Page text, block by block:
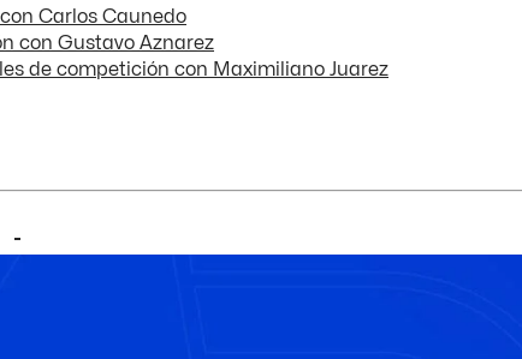
Carlos Caunedo
con Gustavo Aznarez
de competición con Maximiliano Juarez